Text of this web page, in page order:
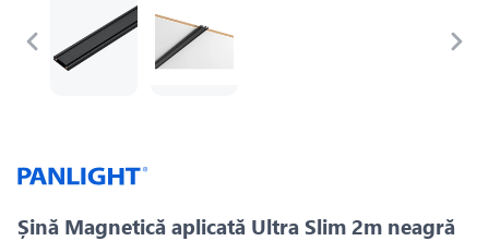
Șină Magnetică aplicată Ultra Slim 2m neagră